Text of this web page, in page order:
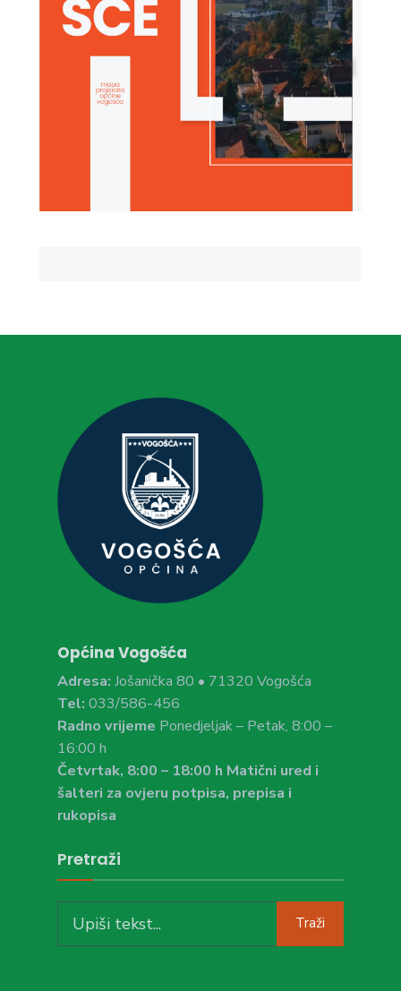
Općina Vogošća
Adresa: Jošanička 80 • 71320 Vogošća
Tel: 033/586-456
Radno vrijeme Ponedjeljak – Petak, 8:00 –
16:00 h
Četvrtak, 8:00 – 18:00 h Matični ured i
šalteri za ovjeru potpisa, prepisa i
rukopisa
Pretraži
for:
Traži